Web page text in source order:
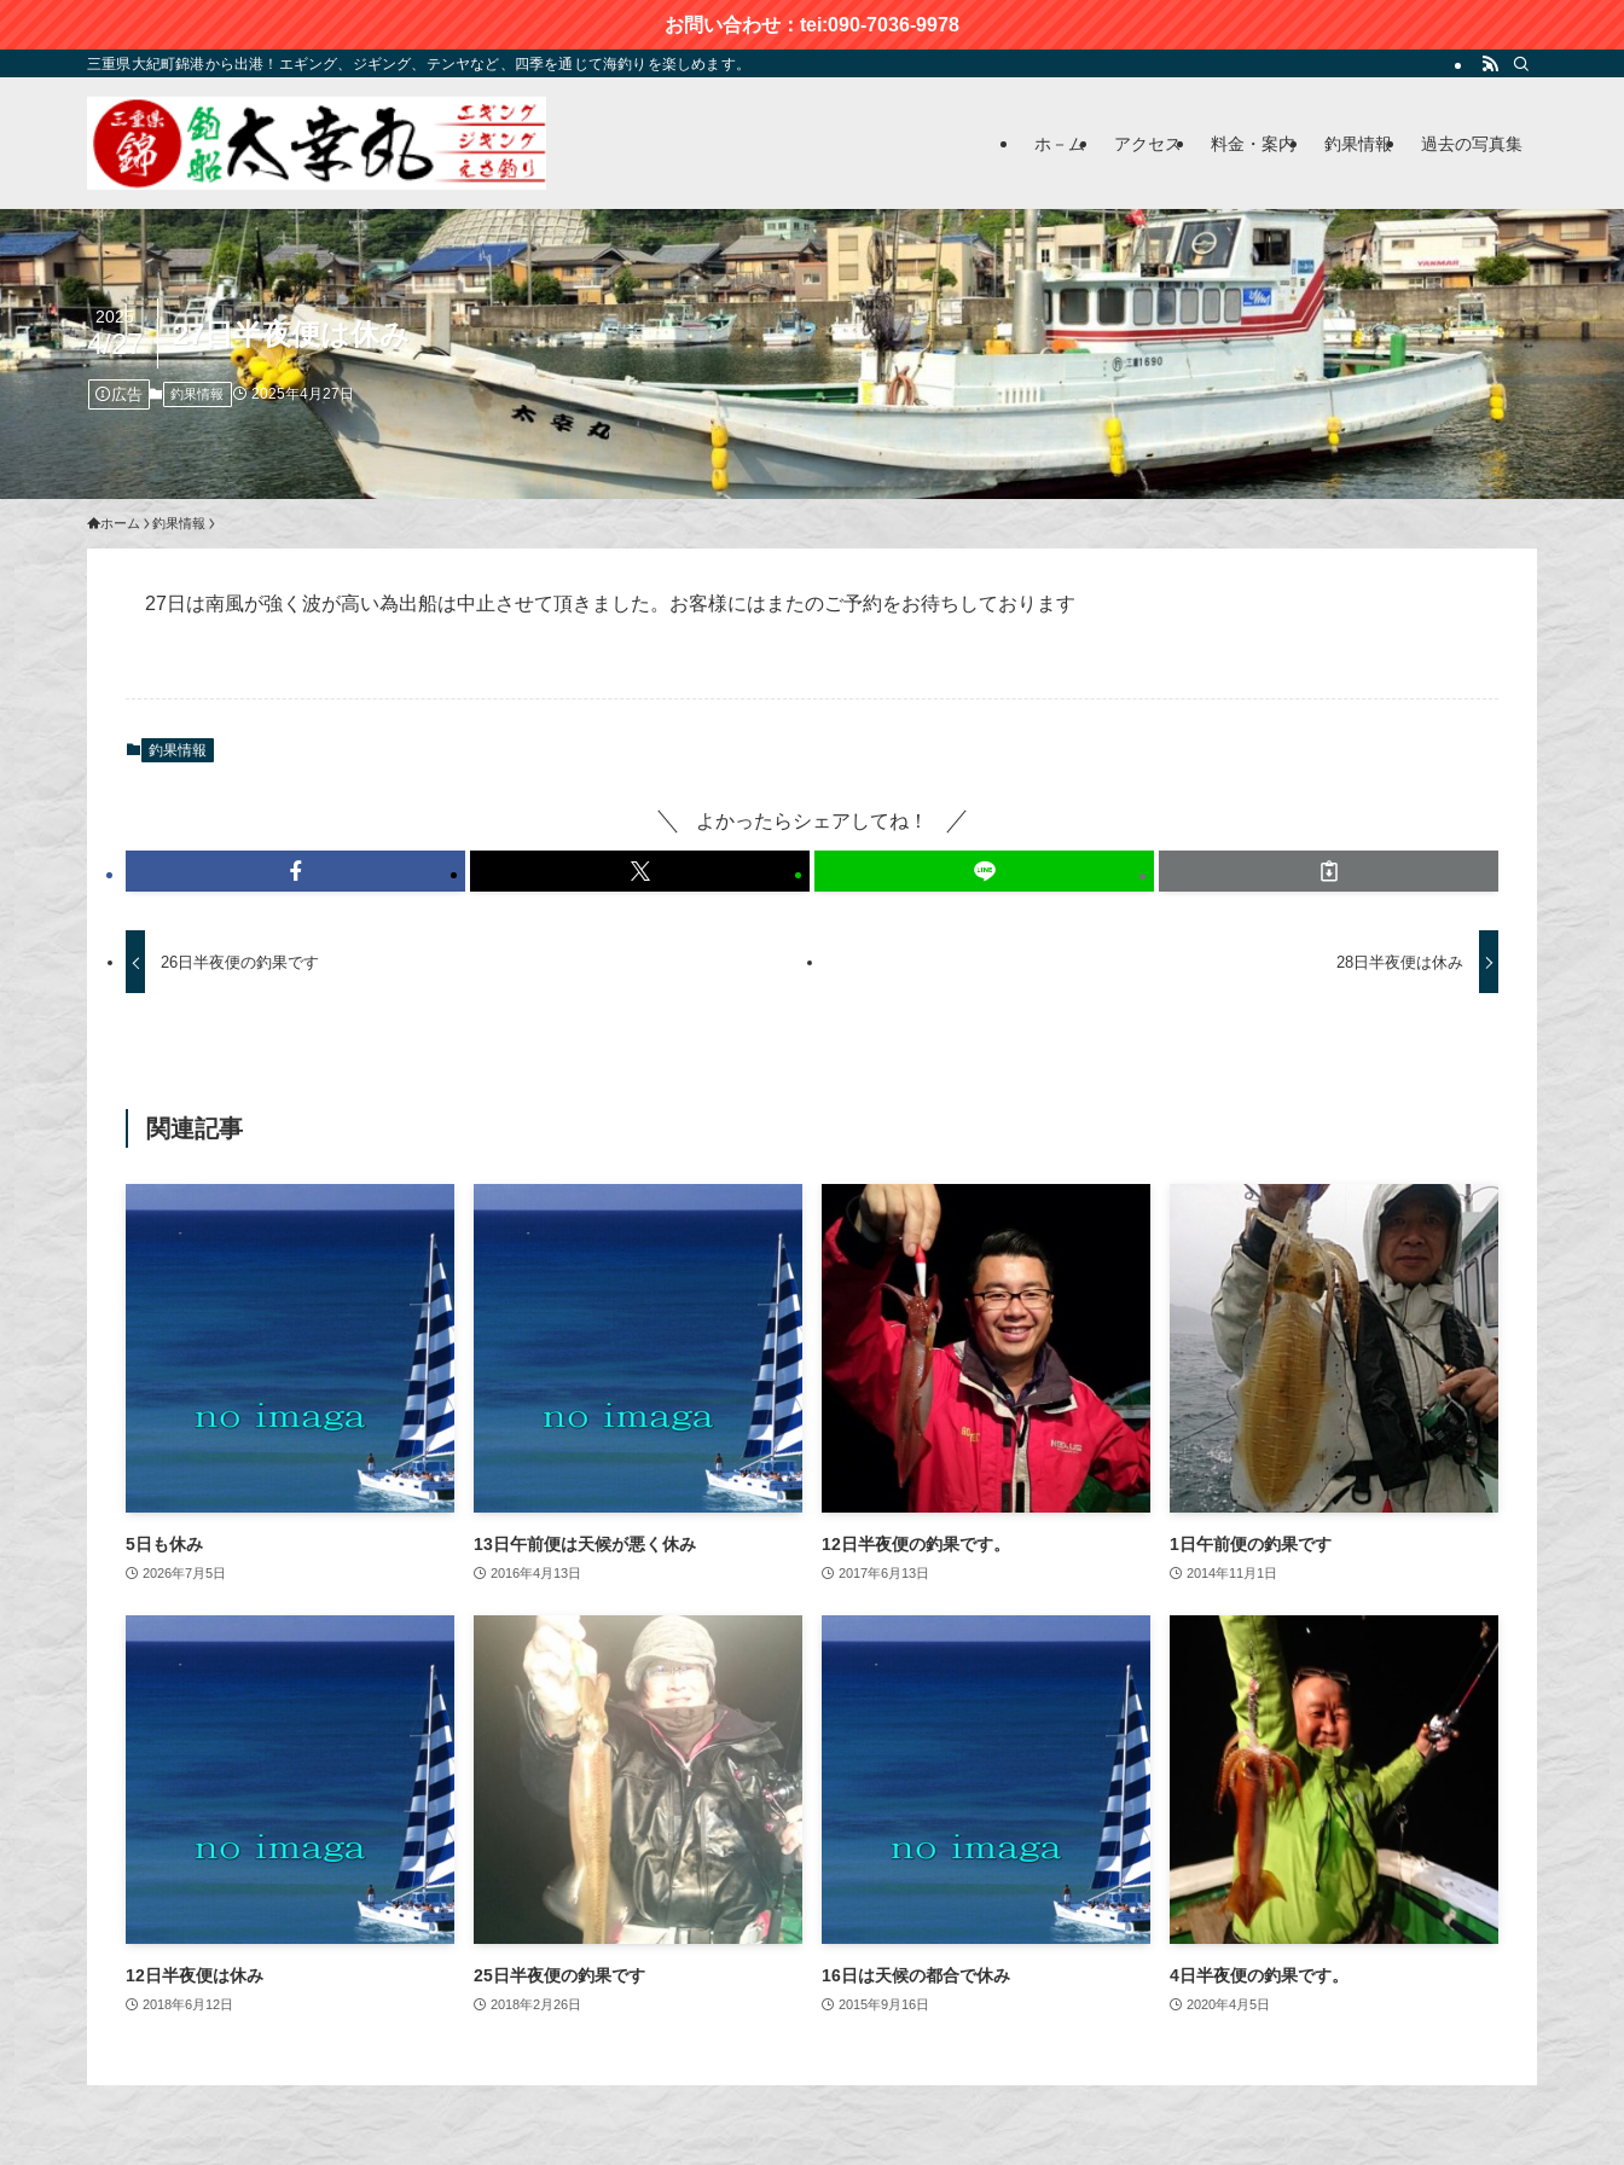
お問い合わせ：tei:090-7036-9978
三重県大紀町錦港から出港！エギング、ジギング、テンヤなど、四季を通じて海釣りを楽しめます。
ホ－ム アクセス 料金・案内 釣果情報 過去の写真集
27日半夜便は休み
2025
4/27
広告 釣果情報 2025年4月27日
ホーム 釣果情報
27日は南風が強く波が高い為出船は中止させて頂きました。お客様にはまたのご予約をお待ちしております
釣果情報
よかったらシェアしてね！
26日半夜便の釣果です 28日半夜便は休み
関連記事
5日も休み
2026年7月5日
13日午前便は天候が悪く休み
2016年4月13日
12日半夜便の釣果です。
2017年6月13日
1日午前便の釣果です
2014年11月1日
12日半夜便は休み
2018年6月12日
25日半夜便の釣果です
2018年2月26日
16日は天候の都合で休み
2015年9月16日
4日半夜便の釣果です。
2020年4月5日